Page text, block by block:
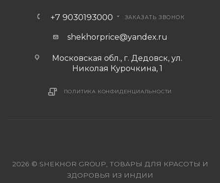
+7 9030193000 ЗАКАЗАТЬ ЗВОНОК
shekhorprice@yandex.ru
Московская обл., г. Дедовск, ул.
Николая Курочкина, 1
ПОЛИТИКА КОНФИДЕНЦИАЛЬНОСТИ
2026 © SHEKHOR GROUP, ТОВАРЫ ДЛЯ КРАСОТЫ И
ЗДОРОВЬЯ ИЗ ИНДИИ